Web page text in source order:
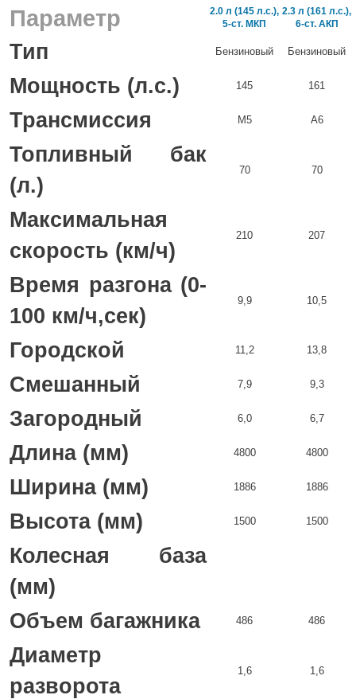
Параметр
2.0 л (145 л.с.),
5-ст. МКП
2.3 л (161 л.с.),
6-ст. АКП
Тип Бензиновый Бензиновый
Мощность (л.с.) 145 161
Трансмиссия М5 А6
Топливный бак
(л.)
70 70
Максимальная
скорость (км/ч)
210 207
Время разгона (0-
100 км/ч,сек)
9,9 10,5
Городской 11,2 13,8
Смешанный 7,9 9,3
Загородный 6,0 6,7
Длина (мм) 4800 4800
Ширина (мм) 1886 1886
Высота (мм) 1500 1500
Колесная база
(мм)
Объем багажника
486 486
Диаметр
разворота
1,6 1,6